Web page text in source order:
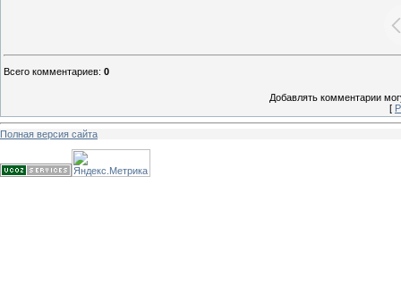
Всего комментариев: 0
Добавлять комментарии
[
Полная версия сайта